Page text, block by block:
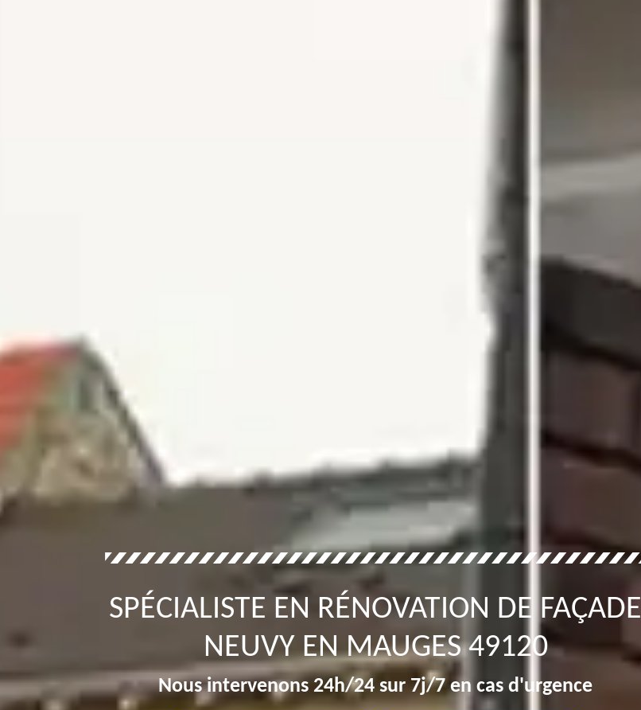
SPÉCIALISTE EN RÉNOVATION DE FAÇADE
NEUVY EN MAUGES 49120
Nous intervenons 24h/24 sur 7j/7 en cas d'urgence